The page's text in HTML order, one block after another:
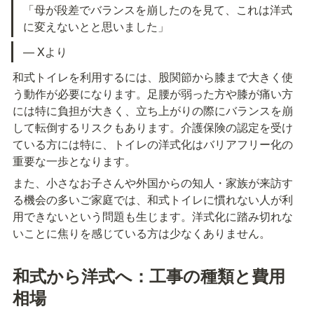
「母が段差でバランスを崩したのを見て、これは洋式
に変えないとと思いました」
— Xより
和式トイレを利用するには、股関節から膝まで大きく使
う動作が必要になります。足腰が弱った方や膝が痛い方
には特に負担が大きく、立ち上がりの際にバランスを崩
して転倒するリスクもあります。介護保険の認定を受け
ている方には特に、トイレの洋式化はバリアフリー化の
重要な一歩となります。
また、小さなお子さんや外国からの知人・家族が来訪す
る機会の多いご家庭では、和式トイレに慣れない人が利
用できないという問題も生じます。洋式化に踏み切れな
いことに焦りを感じている方は少なくありません。
和式から洋式へ：工事の種類と費用
相場